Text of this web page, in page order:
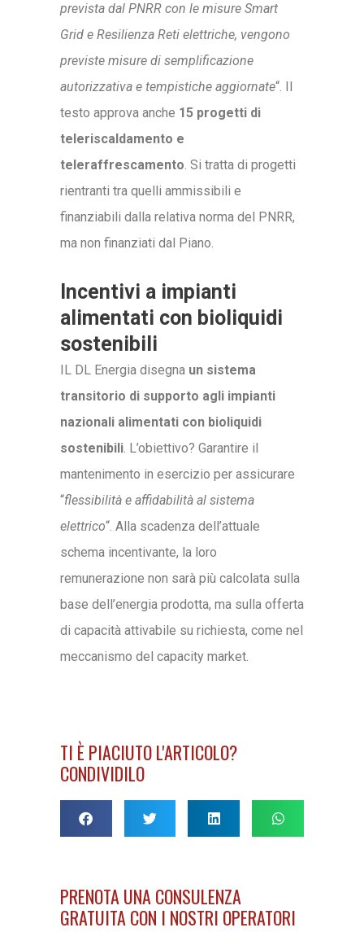
prevista dal PNRR con le misure Smart
Grid e Resilienza Reti elettriche, vengono
previste misure di semplificazione
autorizzativa e tempistiche aggiornate“. Il
testo approva anche 15 progetti di
teleriscaldamento e
teleraffrescamento. Si tratta di progetti
rientranti tra quelli ammissibili e
finanziabili dalla relativa norma del PNRR,
ma non finanziati dal Piano.
Incentivi a impianti
alimentati con bioliquidi
sostenibili
IL DL Energia disegna un sistema
transitorio di supporto agli impianti
nazionali alimentati con bioliquidi
sostenibili. L’obiettivo? Garantire il
mantenimento in esercizio per assicurare
“flessibilità e affidabilità al sistema
elettrico“. Alla scadenza dell’attuale
schema incentivante, la loro
remunerazione non sarà più calcolata sulla
base dell’energia prodotta, ma sulla offerta
di capacità attivabile su richiesta, come nel
meccanismo del capacity market.
TI È PIACIUTO L'ARTICOLO?
CONDIVIDILO
PRENOTA UNA CONSULENZA
GRATUITA CON I NOSTRI OPERATORI